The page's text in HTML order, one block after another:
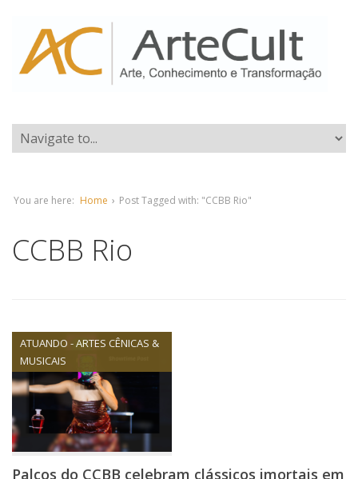
You are here: Home › Post Tagged with: "CCBB Rio"
CCBB Rio
ATUANDO - ARTES CÊNICAS &
MUSICAIS
Palcos do CCBB celebram clássicos imortais em